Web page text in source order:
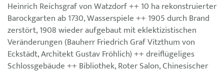
Heinrich Reichsgraf von Watzdorf ++ 10 ha rekonstruierter
Barockgarten ab 1730, Wasserspiele ++ 1905 durch Brand
zerstört, 1908 wieder aufgebaut mit eklektizistischen
Veränderungen (Bauherr Friedrich Graf Vitzthum von
Eckstädt, Architekt Gustav Fröhlich) ++ dreiflügeliges
Schlossgebäude ++ Bibliothek, Roter Salon, Chinesischer